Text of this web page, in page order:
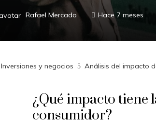
Rafael Mercado Hace 7 meses
Inversiones y negocios Análisis del impacto
¿Qué impacto tiene
consumidor?